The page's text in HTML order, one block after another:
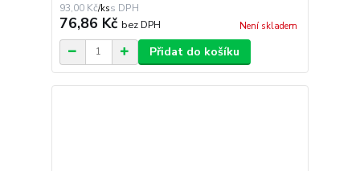
93,00 Kč/ks
76,86 Kč bez DPH Není skladem
Přidat do košíku